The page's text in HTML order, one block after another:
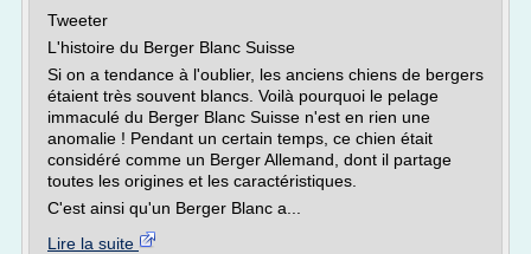
Tweeter
L'histoire du Berger Blanc Suisse
Si on a tendance à l'oublier, les anciens chiens de bergers
étaient très souvent blancs. Voilà pourquoi le pelage
immaculé du Berger Blanc Suisse n'est en rien une
anomalie ! Pendant un certain temps, ce chien était
considéré comme un Berger Allemand, dont il partage
toutes les origines et les caractéristiques.
C'est ainsi qu'un Berger Blanc a...
Lire la suite